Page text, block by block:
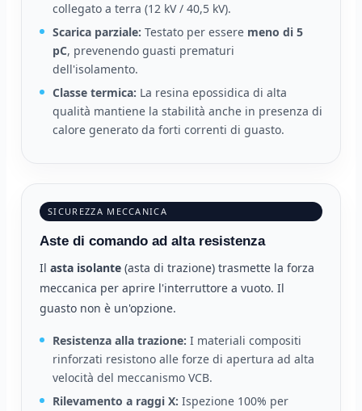
collegato a terra (12 kV / 40,5 kV).
Scarica parziale: Testato per essere meno di 5
pC, prevenendo guasti prematuri
dell'isolamento.
Classe termica: La resina epossidica di alta
qualità mantiene la stabilità anche in presenza di
calore generato da forti correnti di guasto.
SICUREZZA MECCANICA
Aste di comando ad alta resistenza
Il asta isolante (asta di trazione) trasmette la forza
meccanica per aprire l'interruttore a vuoto. Il
guasto non è un'opzione.
Resistenza alla trazione: I materiali compositi
rinforzati resistono alle forze di apertura ad alta
velocità del meccanismo VCB.
Rilevamento a raggi X: Ispezione 100% per